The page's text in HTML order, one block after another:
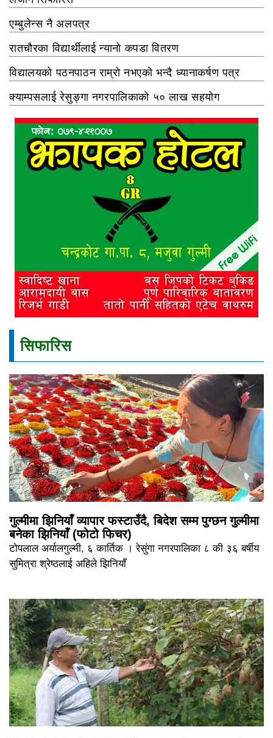
एम्बुलेन्स नै अलपत्र
रातचौरका विद्यार्थीलाई न्यानो कपडा वितरण
विद्यालयको पठनपाठन राम्रो नभएको भन्दै ध्यानाकर्षण पत्र
क्याम्पसलाई रेसुङ्गा नगरपालिकाको ५० लाख सहयोग
सिफारिस
गुल्मीमा झिनियाँ व्यापार फस्टाउँदै, बिदेश सम्म पुग्छन गुल्मीमा
बनेका झिनियाँ (फोटो फिचर)
टोपलाल अर्यालगुल्मी, ६ कार्तिक । रेसुंगा नगरपालिका ८ की ३६ बर्षीय
सुमित्रा श्रेष्ठलाई अहिले झिनियाँ